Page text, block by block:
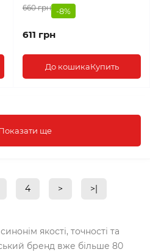
660 грн -8%
611 грн
До кошикаКупить
ще
4 > >|
якості, точності та
бренд вже більше 80